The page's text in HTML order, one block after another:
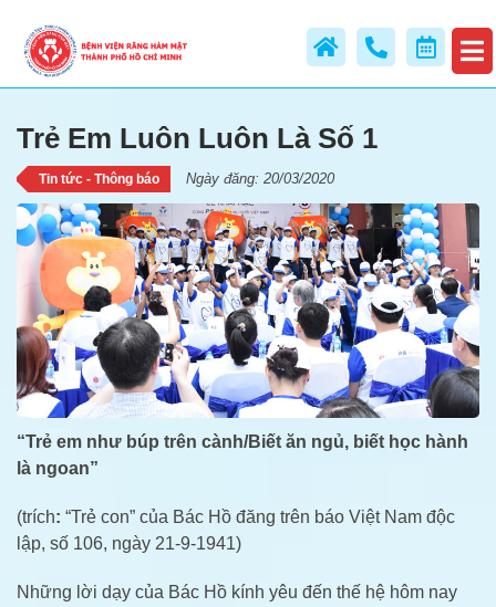
Trẻ Em Luôn Luôn Là Số 1
Trẻ Em Luôn Luôn Là Số 1
Tin tức - Thông báo Ngày đăng: 20/03/2020
“Trẻ em như búp trên cành/Biết ăn ngủ, biết học hành
là ngoan”
(trích: “Trẻ con” của Bác Hồ đăng trên báo Việt Nam độc
lập, số 106, ngày 21-9-1941)
Những lời dạy của Bác Hồ kính yêu đến thế hệ hôm nay